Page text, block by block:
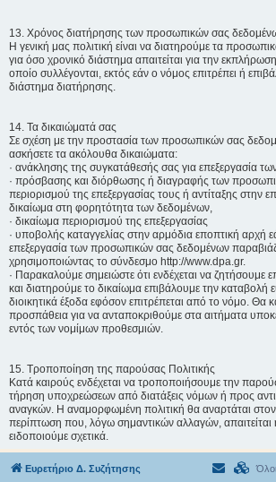
13. Χρόνος διατήρησης των προσωπικών σας
Η γενική μας πολιτική είναι να διατηρούμε τα
για όσο χρονικό διάστημα απαιτείται για την
οποίο συλλέγονται, εκτός εάν ο νόμος επιτρέπει ή
διάστημα διατήρησης.
14. Τα δικαιώματά σας
Σε σχέση με την προστασία των προσωπικών σας
ασκήσετε τα ακόλουθα δικαιώματα:
· ανάκλησης της συγκατάθεσής σας για επεξεργασία
· πρόσβασης και διόρθωσης ή διαγραφής των
περιορισμού της επεξεργασίας τους ή αντίταξης στην
δικαίωμα στη φορητότητα των δεδομένων,
· δικαίωμα περιορισμού της επεξεργασίας
· υποβολής καταγγελίας στην αρμόδια εποπτική αρχή
επεξεργασία των προσωπικών σας δεδομένων
χρησιμοποιώντας το σύνδεσμο http://www.dpa.gr.
· Παρακαλούμε σημειώστε ότι ενδέχεται να ζητήσουμε
και διατηρούμε το δικαίωμα επιβάλουμε την καταβολή
διοικητικά έξοδα εφόσον επιτρέπεται από το νόμο. Θα
προσπάθεια για να ανταποκριθούμε στα αιτήματα
εντός των νομίμων προθεσμιών.
15. Τροποποίηση της παρούσας Πολιτικής
Κατά καιρούς ενδέχεται να τροποποιήσουμε την
τήρηση υποχρεώσεων από διατάξεις νόμων ή προς
αναγκών. Η αναμορφωμένη πολιτική θα αναρτάται
περίπτωση που, λόγω σημαντικών αλλαγών,
ειδοποιούμε σχετικά.
Ευρετήριο Δ. Συζήτησης